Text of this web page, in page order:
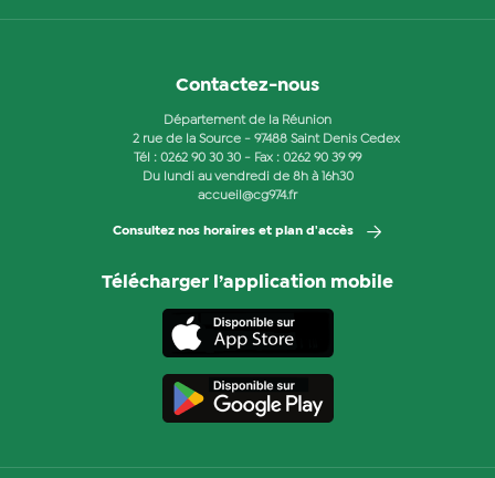
Contactez-nous
Département de la Réunion
2 rue de la Source - 97488 Saint Denis Cedex
Tél : 0262 90 30 30 - Fax : 0262 90 39 99
Du lundi au vendredi de 8h à 16h30
accueil@cg974.fr
Consultez nos horaires et plan d'accès
Télécharger l’application mobile